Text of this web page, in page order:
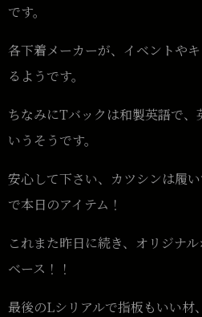
です。
各下着メーカーが、イベントや
るようです。
ちなみにTバックは和製英語で
いうそうです。
安心して下さい、カツシンは履
で本日のアイテム！
これまた昨日に続き、オリジナ
ベース！！
最後のLシリアルで指板もいい材